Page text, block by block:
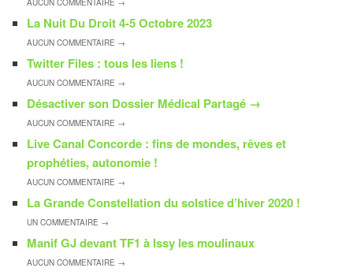
AUCUNCOMMENTAIRE →
La Nuit Du Droit 4-5 Octobre 2023
AUCUNCOMMENTAIRE →
Twitter Files : tous les liens !
AUCUNCOMMENTAIRE →
Désactiver son Dossier Médical Partagé →
AUCUNCOMMENTAIRE →
Live Canal Concorde : fins de mondes, rêves et
prophéties, autonomie !
AUCUNCOMMENTAIRE →
La Grande Constellation du solstice d’hiver 2020 !
UNCOMMENTAIRE →
Manif GJ devant TF1 à Issy les moulinaux
AUCUNCOMMENTAIRE →